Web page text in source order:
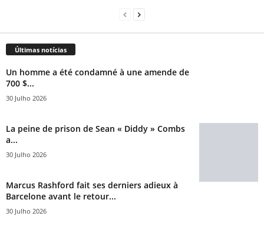
Últimas notícias
Un homme a été condamné à une amende de
700 $...
30 Julho 2026
La peine de prison de Sean « Diddy » Combs
a...
30 Julho 2026
Marcus Rashford fait ses derniers adieux à
Barcelone avant le retour...
30 Julho 2026